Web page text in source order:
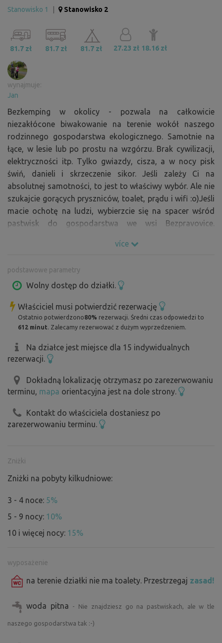
Stanowisko 1 Stanowisko 2
81.7 zł 81.7 zł 81.7 zł 27.23 zł 18.16 zł
wynajmuje:
Jan
Bezkemping w okolicy - pozwala na całkowicie
niezakłócone biwakowanie na terenie wokół naszego
rodzinnego gospodarstwa ekologicznego. Samotnie na
łące, w lesie lub po prostu na wzgórzu. Brak cywilizacji,
elektryczności itp. Tylko gwiazdy, cisza, a w nocy pisk
świń, danieli i skrzeczenie sikor. Jeśli zależy Ci na
absolutnej samotności, to jest to właściwy wybór. Ale nie
szukajcie gorących pryszniców, toalet, prądu i wifi :o)Jeśli
macie ochotę na ludzi, wybierzcie się na spacer wśród
pastwisk do gospodarstwa we wsi Bezpravovice.
gospodarstwie. Tutaj mamy do dyspozycji nas i
dowiedzieć się, jak to wszystko się zaczęło :-). Nasze
stada owiec rasy Suffolk, krowy Julča i Josie, ale także
niespodzianka :o) ) czekają na Ciebie i Twoje
dzieci.Gorąco polecamy odwiedzenie unikalnego
jezírka, wieży widokowej Bolfánek i wiele innych. Do
wszystkiego można dojść na piechotę :-) . A jeśli nie
gospodarstwie razem z nami. Czekamy na nią z
niecierpliwością.
více
podstawowe parametry
Wolny dostęp do działki.
Właściciel musi potwierdzić rezerwację
Ostatnio potwierdzono80% rezerwacji. Średni czas odpowiedzi to
612 minut. Zalecamy rezerwować z dużym wyprzedzeniem.
Na działce jest miejsce dla 15 indywidualnych
rezerwacji.
Dokładną lokalizację otrzymasz po zarezerwowaniu
terminu, mapa orientacyjna jest na dole strony.
Kontakt do właściciela dostaniesz po
zarezerwowaniu terminu.
Zniżki
Zniżki na pobyty kilkudniowe:
3 - 4 noce: 5%
5 - 9 nocy: 10%
10 i więcej nocy: 15%
wyposażenie
na terenie działki nie ma toalety. Przestrzegaj zasad!
woda pitna - Nie znajdziesz go na pastwiskach, ale w tle
naszego gospodarstwa tak :-)